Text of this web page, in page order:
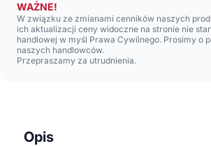
WAŻNE!
W związku ze zmianami cenników naszych
ich aktualizacji ceny widoczne na stronie nie
handlowej w myśl Prawa Cywilnego. Prosimy o
naszych handlowców.
Przepraszamy za utrudnienia.
Opis